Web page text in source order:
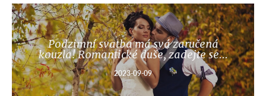
Podzimní svatba má svá zaručená
kouzla! Romantické duše, zadejte se...
2023-09-09